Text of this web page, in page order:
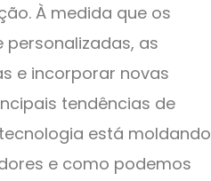
À medida que os
as
e incorporar novas
tendências de
está moldando
e como podemos